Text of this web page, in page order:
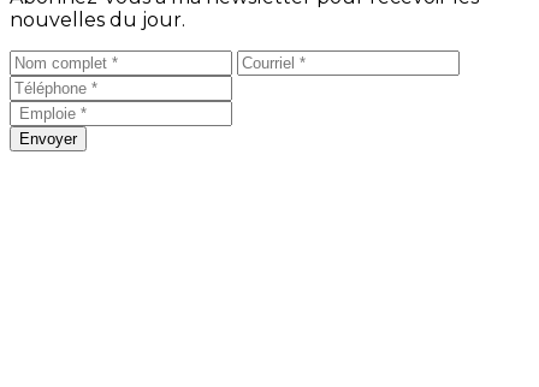
nouvelles du jour.
Envoyer